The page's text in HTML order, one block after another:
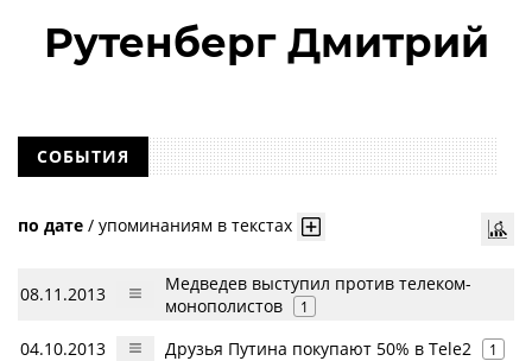
Рутенберг Дмитрий
СОБЫТИЯ
по дате / упоминаниям в текстах
08.11.2013
Медведев выступил против телеком-
монополистов
1
04.10.2013 Друзья Путина покупают 50% в Tele2 1